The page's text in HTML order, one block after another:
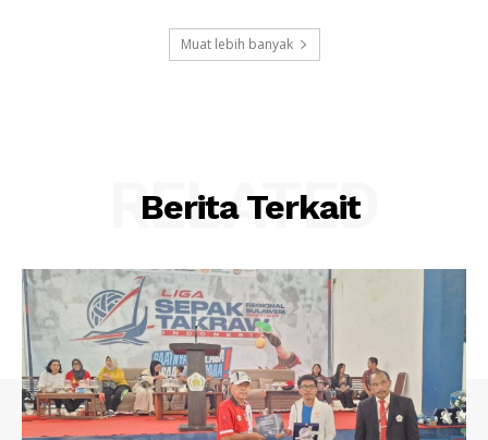
Muat lebih banyak
Berita Terkait
RELATED